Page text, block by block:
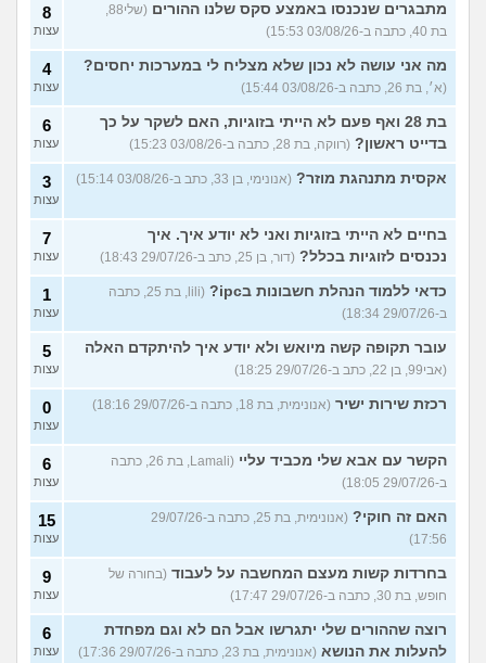
מתבגרים שנכנסו באמצע סקס שלנו ההורים
(שלי88,
בת 40, כתבה ב-03/08/26 15:53)
8
עצות
מה אני עושה לא נכון שלא מצליח לי במערכות יחסים?
(א׳, בת 26, כתבה ב-03/08/26 15:44)
4
עצות
בת 28 ואף פעם לא הייתי בזוגיות, האם לשקר על כך
בדייט ראשון? (רווקה, בת 28, כתבה ב-03/08/26 15:23)
6
עצות
אקסית מתנהגת מוזר? (אנונימי, בן 33, כתב ב-03/08/26 15:14) 3
עצות
בחיים לא הייתי בזוגיות ואני לא יודע איך. איך
נכנסים לזוגיות בכלל? (דור, בן 25, כתב ב-29/07/26 18:43)
7
עצות
כדאי ללמוד הנהלת חשבונות בipc?
(lili, בת 25, כתבה
ב-29/07/26 18:34)
1
עצות
עובר תקופה קשה מיואש ולא יודע איך להיתקדם האלה
(אבי99, בן 22, כתב ב-29/07/26 18:25)
5
עצות
רכזת שירות ישיר (אנונימית, בת 18, כתבה ב-29/07/26 18:16) 0
עצות
הקשר עם אבא שלי מכביד עליי
(Lamali, בת 26, כתבה
ב-29/07/26 18:05)
6
עצות
האם זה חוקי?
(אנונימית, בת 25, כתבה ב-29/07/26
17:56)
15
עצות
בחרדות קשות מעצם המחשבה על לעבוד (בחורה של
חופש, בת 30, כתבה ב-29/07/26 17:47)
9
עצות
רוצה שההורים שלי יתגרשו אבל הם לא וגם מפחדת
להעלות את הנושא (אנונימית, בת 23, כתבה ב-29/07/26 17:36)
6
עצות